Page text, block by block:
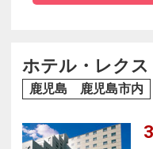
ホテル・レク
鹿児島 鹿児島市内